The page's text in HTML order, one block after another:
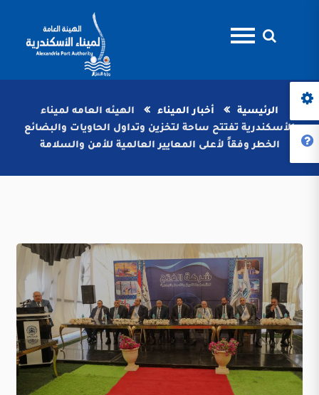
الرئيسية أخبار الميناء
الهيئه العامه لميناء
الأسكندرية تفتتح ساحة لتخزين وتداول الحاويات والبضائع
الخطر وفقاً لأعلى المعايير العالمية للأمن والسلامة